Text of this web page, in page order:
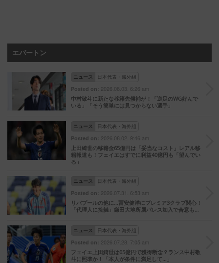
エバートン
ニュース 日本代表・海外組
Posted on: 2026.08.03. 6:26 am
中村敬斗に新たな移籍先候補が！「逆足のWG好んで
いる」「そう簡単には見つからない選手」
ニュース 日本代表・海外組
Posted on: 2026.08.02. 9:46 am
上田綺世の移籍金65億円は「妥当なコスト」レアル移
籍報道も！フェイエはすでに利益40億円も「望んでい
る」
ニュース 日本代表・海外組
Posted on: 2026.07.31. 6:53 am
リバプールの他に…冨安健洋にプレミア3クラブ関心！
「代理人に接触」鎌田大地所属パレス加入で合意も…
ニュース 日本代表・海外組
Posted on: 2026.07.28. 7:05 am
フェイエ上田綺世は65億円で獲得断念？ランス中村敬
斗に照準か！「本人が条件に満足して…」